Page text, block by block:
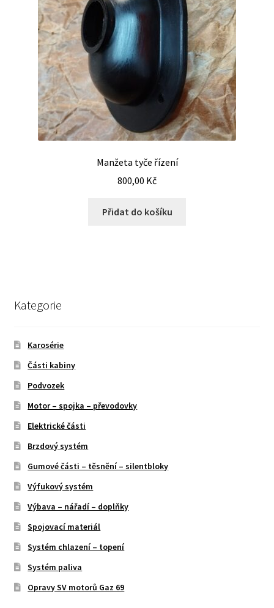
Manžeta tyče řízení
800,00 Kč
Přidat do košíku
Kategorie
Karosérie
Části kabiny
Podvozek
Motor – spojka – převodovky
Elektrické části
Brzdový systém
Gumové části – těsnění – silentbloky
Výfukový systém
Výbava – nářadí – doplňky
Spojovací materiál
Systém chlazení – topení
Systém paliva
Opravy SV motorů Gaz 69